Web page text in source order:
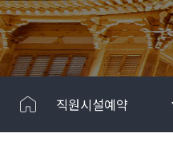
직원시설예약